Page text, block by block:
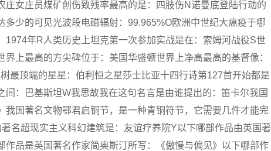
女庄员煤矿创伤致残率最高的是：四肢伤N诺曼底登陆行动的
少的可见光波段电磁辐射：99.965%O欧洲中世纪大瘟疫于哪
年R人类历史上坦克第一次参加实战是在：索姆河战役S世
上最高的方尖碑位于：美国华盛顿世界上净高最高的基督像：
最顶端的星星：伯利恒之星莎士比亚十四行诗第127首开始都是
：巴基斯坦W我思故我在这句名言是由谁提出的：笛卡尔我国
国著名文物鄂君启铜节，是一种青铜符节，它需要几件才能完
名超现实主义科幻建筑是：友谊疗养院Y以下哪部作品由英国著
品是英国著名作家简奥斯汀所写：《傲慢与偏见》以下哪部作